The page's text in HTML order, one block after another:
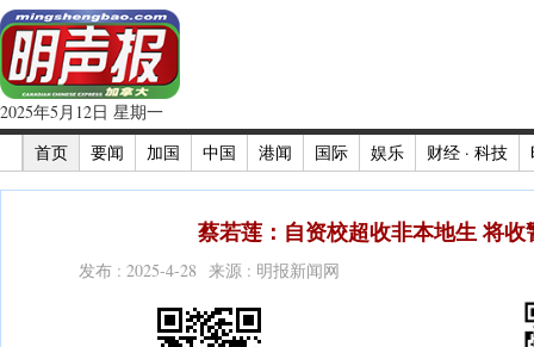
2025年5月12日 星期一
首页
要闻 加国 中国 港闻 国际 娱乐 财经 · 科技
蔡若莲：自资校超收非本地生 将收
发布 : 2025-4-28 来源 : 明报新闻网